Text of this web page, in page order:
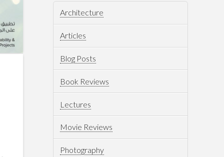
Architecture
Articles
Blog Posts
Book Reviews
Lectures
Movie Reviews
Photography